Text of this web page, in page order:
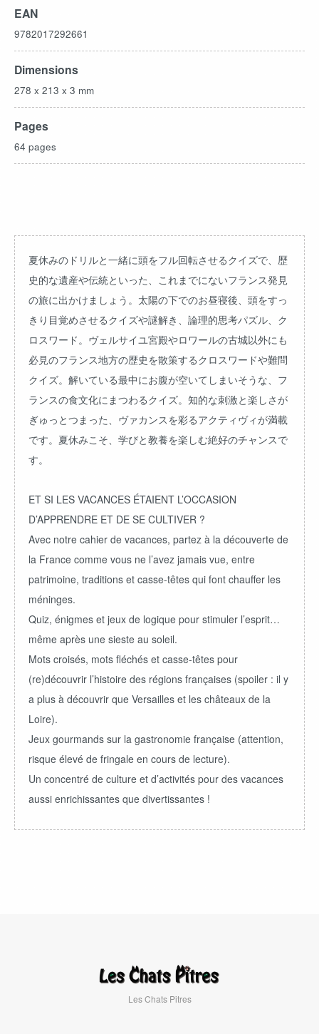
EAN
9782017292661
Dimensions
278 x 213 x 3 mm
Pages
64 pages
夏休みのドリルと一緒に頭をフル回転させるクイズで、歴
史的な遺産や伝統といった、これまでにないフランス発見
の旅に出かけましょう。太陽の下でのお昼寝後、頭をすっ
きり目覚めさせるクイズや謎解き、論理的思考パズル、ク
ロスワード。ヴェルサイユ宮殿やロワールの古城以外にも
必見のフランス地方の歴史を散策するクロスワードや難問
クイズ。解いている最中にお腹が空いてしまいそうな、フ
ランスの食文化にまつわるクイズ。知的な刺激と楽しさが
ぎゅっとつまった、ヴァカンスを彩るアクティヴィが満載
です。夏休みこそ、学びと教養を楽しむ絶好のチャンスで
す。
ET SI LES VACANCES ÉTAIENT L’OCCASION
D’APPRENDRE ET DE SE CULTIVER ?
Avec notre cahier de vacances, partez à la découverte de
la France comme vous ne l’avez jamais vue, entre
patrimoine, traditions et casse-têtes qui font chauffer les
méninges.
Quiz, énigmes et jeux de logique pour stimuler l’esprit…
même après une sieste au soleil.
Mots croisés, mots fléchés et casse-têtes pour
(re)découvrir l’histoire des régions françaises (spoiler : il y
a plus à découvrir que Versailles et les châteaux de la
Loire).
Jeux gourmands sur la gastronomie française (attention,
risque élevé de fringale en cours de lecture).
Un concentré de culture et d’activités pour des vacances
aussi enrichissantes que divertissantes !
Les Chats Pitres